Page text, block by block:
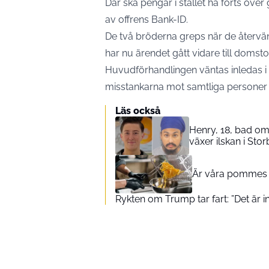
Där ska pengar i stället ha förts
av offrens Bank-ID.
De två bröderna greps när de
har nu ärendet gått vidare till
Huvudförhandlingen väntas inledas
misstankarna mot samtliga
Läs också
Henry, 18, bad
växer ilskan i
Är våra pommes
Rykten om Trump tar fart: ”Det är